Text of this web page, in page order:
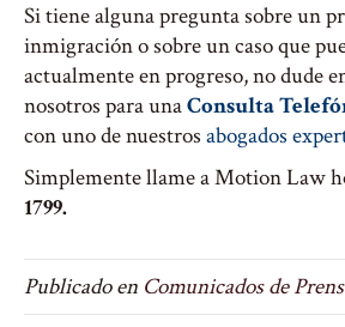
Si tiene alguna pregunta sobre un
inmigración o sobre un caso que
actualmente en progreso, no dude
nosotros para unaConsulta
con uno de nuestros abogados
Simplemente llame a Motion Law
1799.
Publicado en Comunicados de